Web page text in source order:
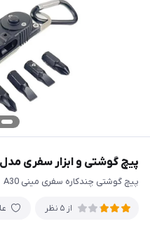
پیچ گوشتی و ابزار سفری مدل A30
پیچ گوشتی چندکاره سفری مینی A30
از 5 نظر